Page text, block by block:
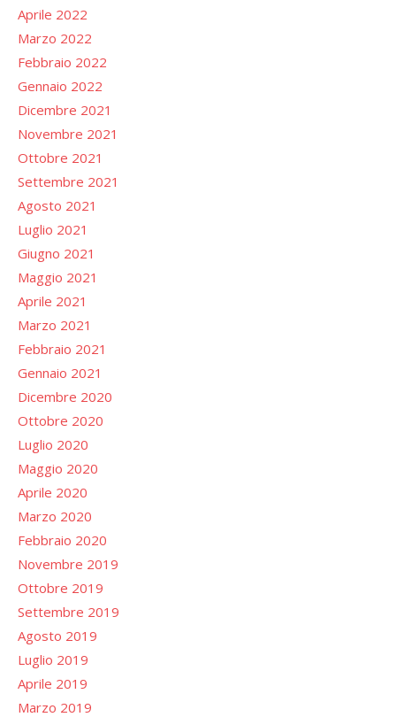
Aprile 2022
Marzo 2022
Febbraio 2022
Gennaio 2022
Dicembre 2021
Novembre 2021
Ottobre 2021
Settembre 2021
Agosto 2021
Luglio 2021
Giugno 2021
Maggio 2021
Aprile 2021
Marzo 2021
Febbraio 2021
Gennaio 2021
Dicembre 2020
Ottobre 2020
Luglio 2020
Maggio 2020
Aprile 2020
Marzo 2020
Febbraio 2020
Novembre 2019
Ottobre 2019
Settembre 2019
Agosto 2019
Luglio 2019
Aprile 2019
Marzo 2019